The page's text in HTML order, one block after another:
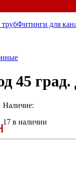
Фитинги для
45
Наличие:
17 в наличии